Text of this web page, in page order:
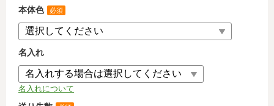
本体色 必須
名入れ
名入れについて